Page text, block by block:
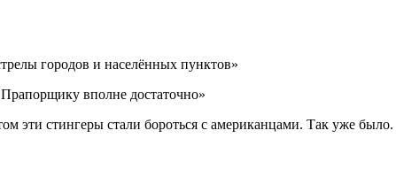
городов и населённых пунктов»
вполне достаточно»
эти стингеры стали бороться с американцами. Так уже